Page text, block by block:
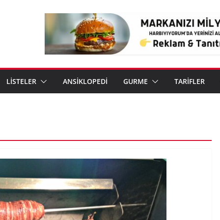
LİSTELER ANSİKLOPEDİ GURME TARİFLER